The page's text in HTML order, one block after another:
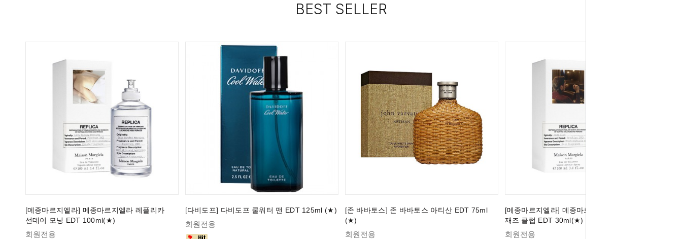
BEST SELLER
[메종마르지엘라] 메종마르지엘라 레플리카
선데이 모닝 EDT 100ml(★)
회원전용
[다비도프] 다비도프 쿨워터 맨 EDT 125ml (★)
회원전용
[존 바바토스] 존 바바토스 아티산 EDT 75ml
(★)
회원전용
[메종마르지엘라] 메종마르지엘라 레플리카
재즈 클럽 EDT 30ml(★)
회원전용